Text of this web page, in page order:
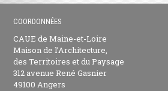
COORDONNÉES
CAUE de Maine-et-Loire
Maison de l’Architecture,
des Territoires et du Paysage
312 avenue René Gasnier
49100 Angers